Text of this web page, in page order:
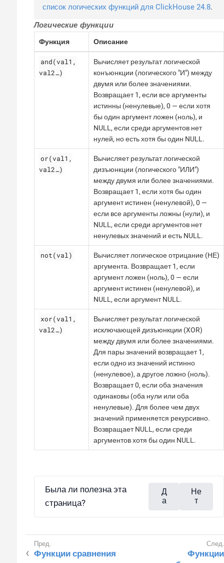
список логических функций для ClickHouse 24.8.
Логические функции
Функция Описание
and(val1,
val2…​)
Вычисляет результат логической
конъюнкции (логического "И") между
двумя или более значениями.
Возвращает 1, если все аргументы
истинны (ненулевые), 0 — если хотя
бы один аргумент ложен (ноль), и
NULL, если среди аргументов нет
нулей, но есть хотя бы один NULL.
or(val1,
val2…​)
Вычисляет результат логической
дизъюнкции (логического "ИЛИ")
между двумя или более значениями.
Возвращает 1, если хотя бы один
аргумент истинен (ненулевой), 0 —
если все аргументы ложны (нули), и
NULL, если среди аргументов нет
ненулевых значений и есть NULL.
not(val)
Вычисляет логическое отрицание (НЕ)
аргумента. Возвращает 1, если
аргумент ложен (ноль), 0 — если
аргумент истинен (ненулевой), и
NULL, если аргумент NULL.
xor(val1,
val2…​)
Вычисляет результат логической
исключающей дизъюнкции (XOR)
между двумя или более значениями.
Для пары значений возвращает 1,
если одно из значений истинно
(ненулевое), а другое ложно (ноль).
Возвращает 0, если оба значения
одинаковы (оба нули или оба
ненулевые). Для более чем двух
значений применяется рекурсивно.
Возвращает NULL, если среди
аргументов хотя бы один NULL.
Была ли полезна эта
страница?
Д
а
Не
т
Функции сравнения
Функции